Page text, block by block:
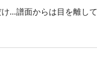
…譜面からは目を離し